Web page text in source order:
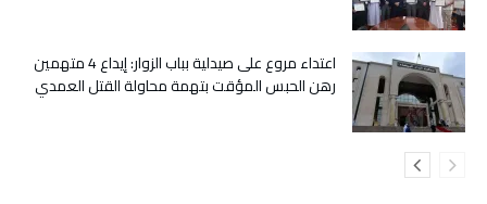
اعتداء مروع على صيدلية بباب الزوار: إيداع 4 متهمين
رهن الحبس المؤقت بتهمة محاولة القتل العمدي